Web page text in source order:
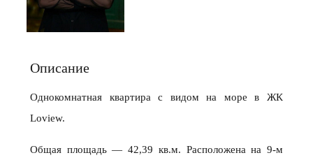
Описание
Однокомнатная квартира с видом на море в ЖК
Loview.
Общая площадь — 42,39 кв.м. Расположена на 9-м